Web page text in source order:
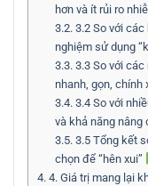
hơn và ít rủi ro
3.2.3.2 So với các
nghiệm sử dụng
3.3.3.3 So với các
nhanh, gọn, chính
3.4.3.4 So với
và khả năng nâng
3.5.3.5 Tổng kết
chọn để “hên xui”
4. 4. Giá trị mang lại